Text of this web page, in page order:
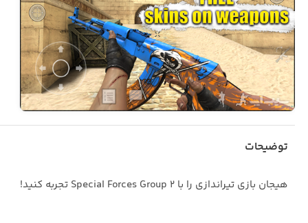
توضیحات
هیجان بازی‌ تیراندازی را با Special Forces Group 2 تجربه کنید!